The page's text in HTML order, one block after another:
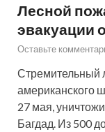
Лесной
эвакуации
Оставьте
Стремительный
американского
27 мая,
Багдад. Из 500